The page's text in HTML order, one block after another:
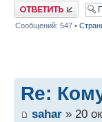
Ответить
Сообщений: 547 •
Re:
sahar » 20